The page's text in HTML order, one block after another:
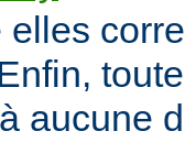
elles
aucune